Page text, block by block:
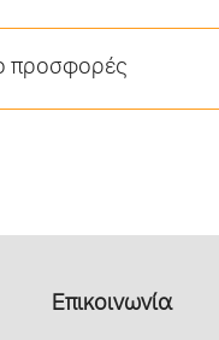
προσφορές
Επικοινωνία